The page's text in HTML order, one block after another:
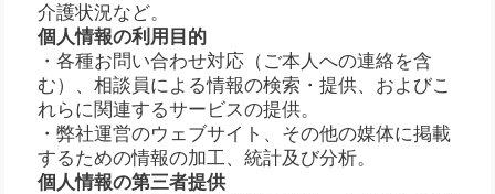
介護状況など。
個人情報の利用目的
・各種お問い合わせ対応（ご本人への連絡を含
む）、相談員による情報の検索・提供、およびこ
れらに関連するサービスの提供。
・弊社運営のウェブサイト、その他の媒体に掲載
するための情報の加工、統計及び分析。
個人情報の第三者提供